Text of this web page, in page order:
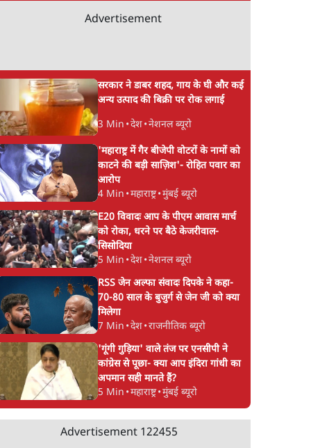
Advertisement
सरकार ने डाबर शहद, गाय के घी और कई
अन्य उत्पाद की बिक्री पर रोक लगाई
3 Min •देश•नेशनल ब्यूरो
'महाराष्ट्र में गैर बीजेपी वोटरों के नामों को
काटने की बड़ी साज़िश'- रोहित पवार का
आरोप
4 Min •महाराष्ट्र•मुंबई ब्यूरो
E20 विवादः आप के पीएम आवास मार्च
को रोका, धरने पर बैठे केजरीवाल-
सिसोदिया
5 Min •देश•नेशनल ब्यूरो
RSS जेन अल्फा संवादः दिपके ने कहा-
70-80 साल के बुजुर्ग से जेन जी को क्या
मिलेगा
7 Min •देश•राजनीतिक ब्यूरो
'गूंगी गुड़िया' वाले तंज पर एनसीपी ने
कांग्रेस से पूछा- क्या आप इंदिरा गांधी का
अपमान सही मानते हैं?
5 Min •महाराष्ट्र•मुंबई ब्यूरो
Advertisement 122455